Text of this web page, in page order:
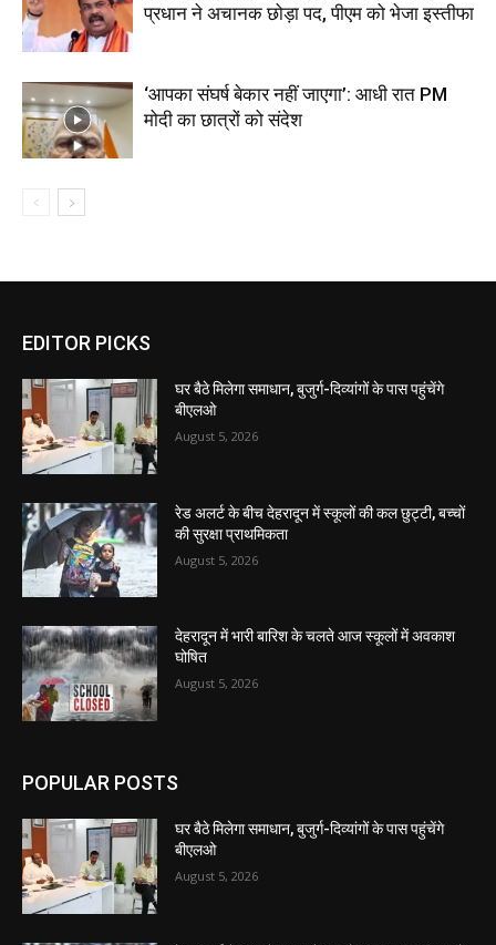
प्रधान ने अचानक छोड़ा पद, पीएम को भेजा इस्तीफा
‘आपका संघर्ष बेकार नहीं जाएगा’: आधी रात PM
मोदी का छात्रों को संदेश
EDITOR PICKS
घर बैठे मिलेगा समाधान, बुजुर्ग-दिव्यांगों के पास पहुंचेंगे
बीएलओ
August 5, 2026
रेड अलर्ट के बीच देहरादून में स्कूलों की कल छुट्टी, बच्चों
की सुरक्षा प्राथमिकता
August 5, 2026
देहरादून में भारी बारिश के चलते आज स्कूलों में अवकाश
घोषित
August 5, 2026
POPULAR POSTS
घर बैठे मिलेगा समाधान, बुजुर्ग-दिव्यांगों के पास पहुंचेंगे
बीएलओ
August 5, 2026